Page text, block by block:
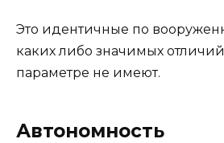
Это идентичные по
каких либо значимых
параметре не имеют.
Автономность